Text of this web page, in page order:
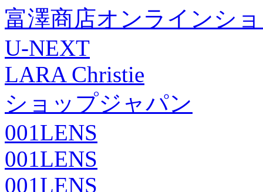
富澤商店オンラインシ
U-NEXT
LARA Christie
ショップジャパン
001LENS
001LENS
001LENS